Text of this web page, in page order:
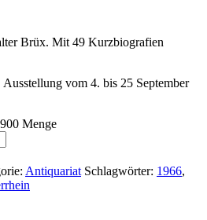
Brüx. Mit 49 Kurzbiografien
vom 4. bis 25 September
Menge
Antiquariat Schlagwörter: 1966,